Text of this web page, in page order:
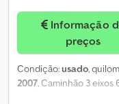
Informação de
preços
Condição:usado,
2007, Caminhão 3
equipado com